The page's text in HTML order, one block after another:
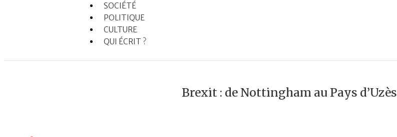
SOCIÉTÉ
POLITIQUE
CULTURE
QUI ÉCRIT ?
Brexit : de Nottingham au Pays d’Uzès